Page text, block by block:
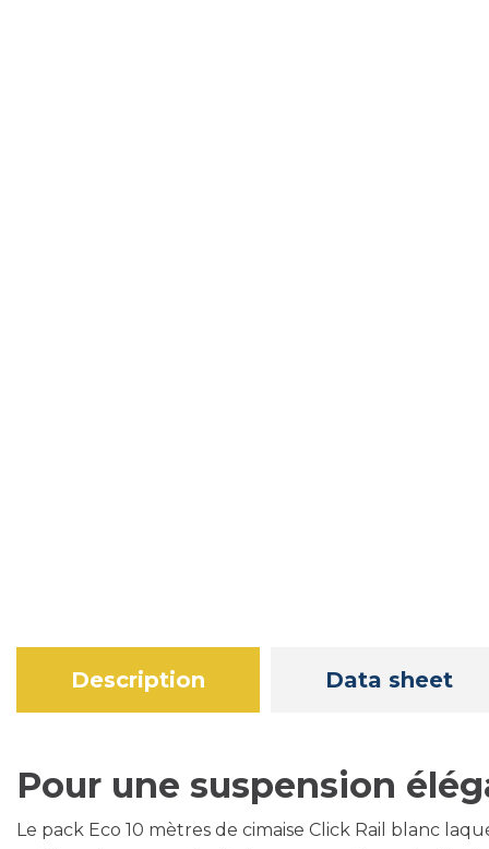
Description Data sheet
Pour une suspension
Le pack Eco 10 mètres de cimaise Click Rail blanc